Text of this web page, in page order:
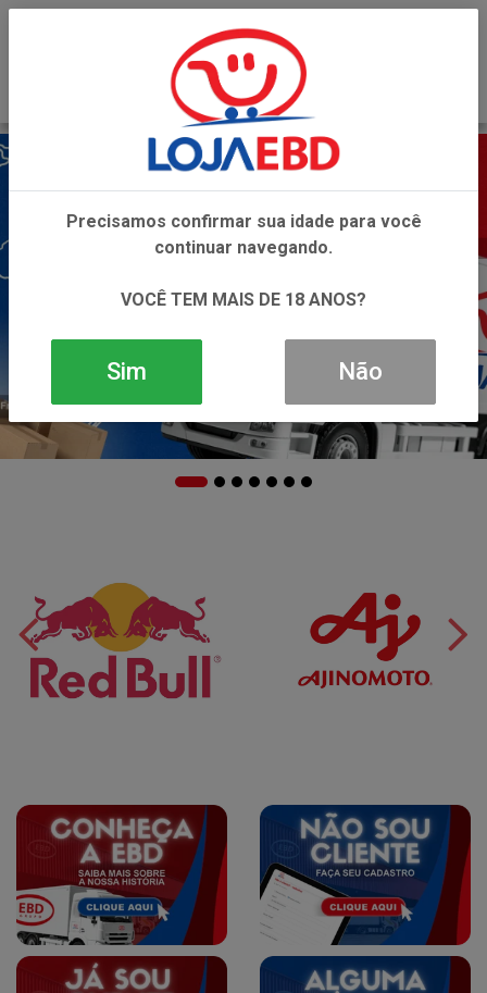
Precisamos confirmar sua idade para você
continuar navegando.
VOCÊ TEM MAIS DE 18 ANOS?
Sim Não